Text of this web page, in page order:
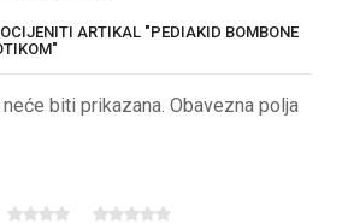
ARTIKAL "PEDIAKID BOMBONE
biti prikazana. Obavezna polja